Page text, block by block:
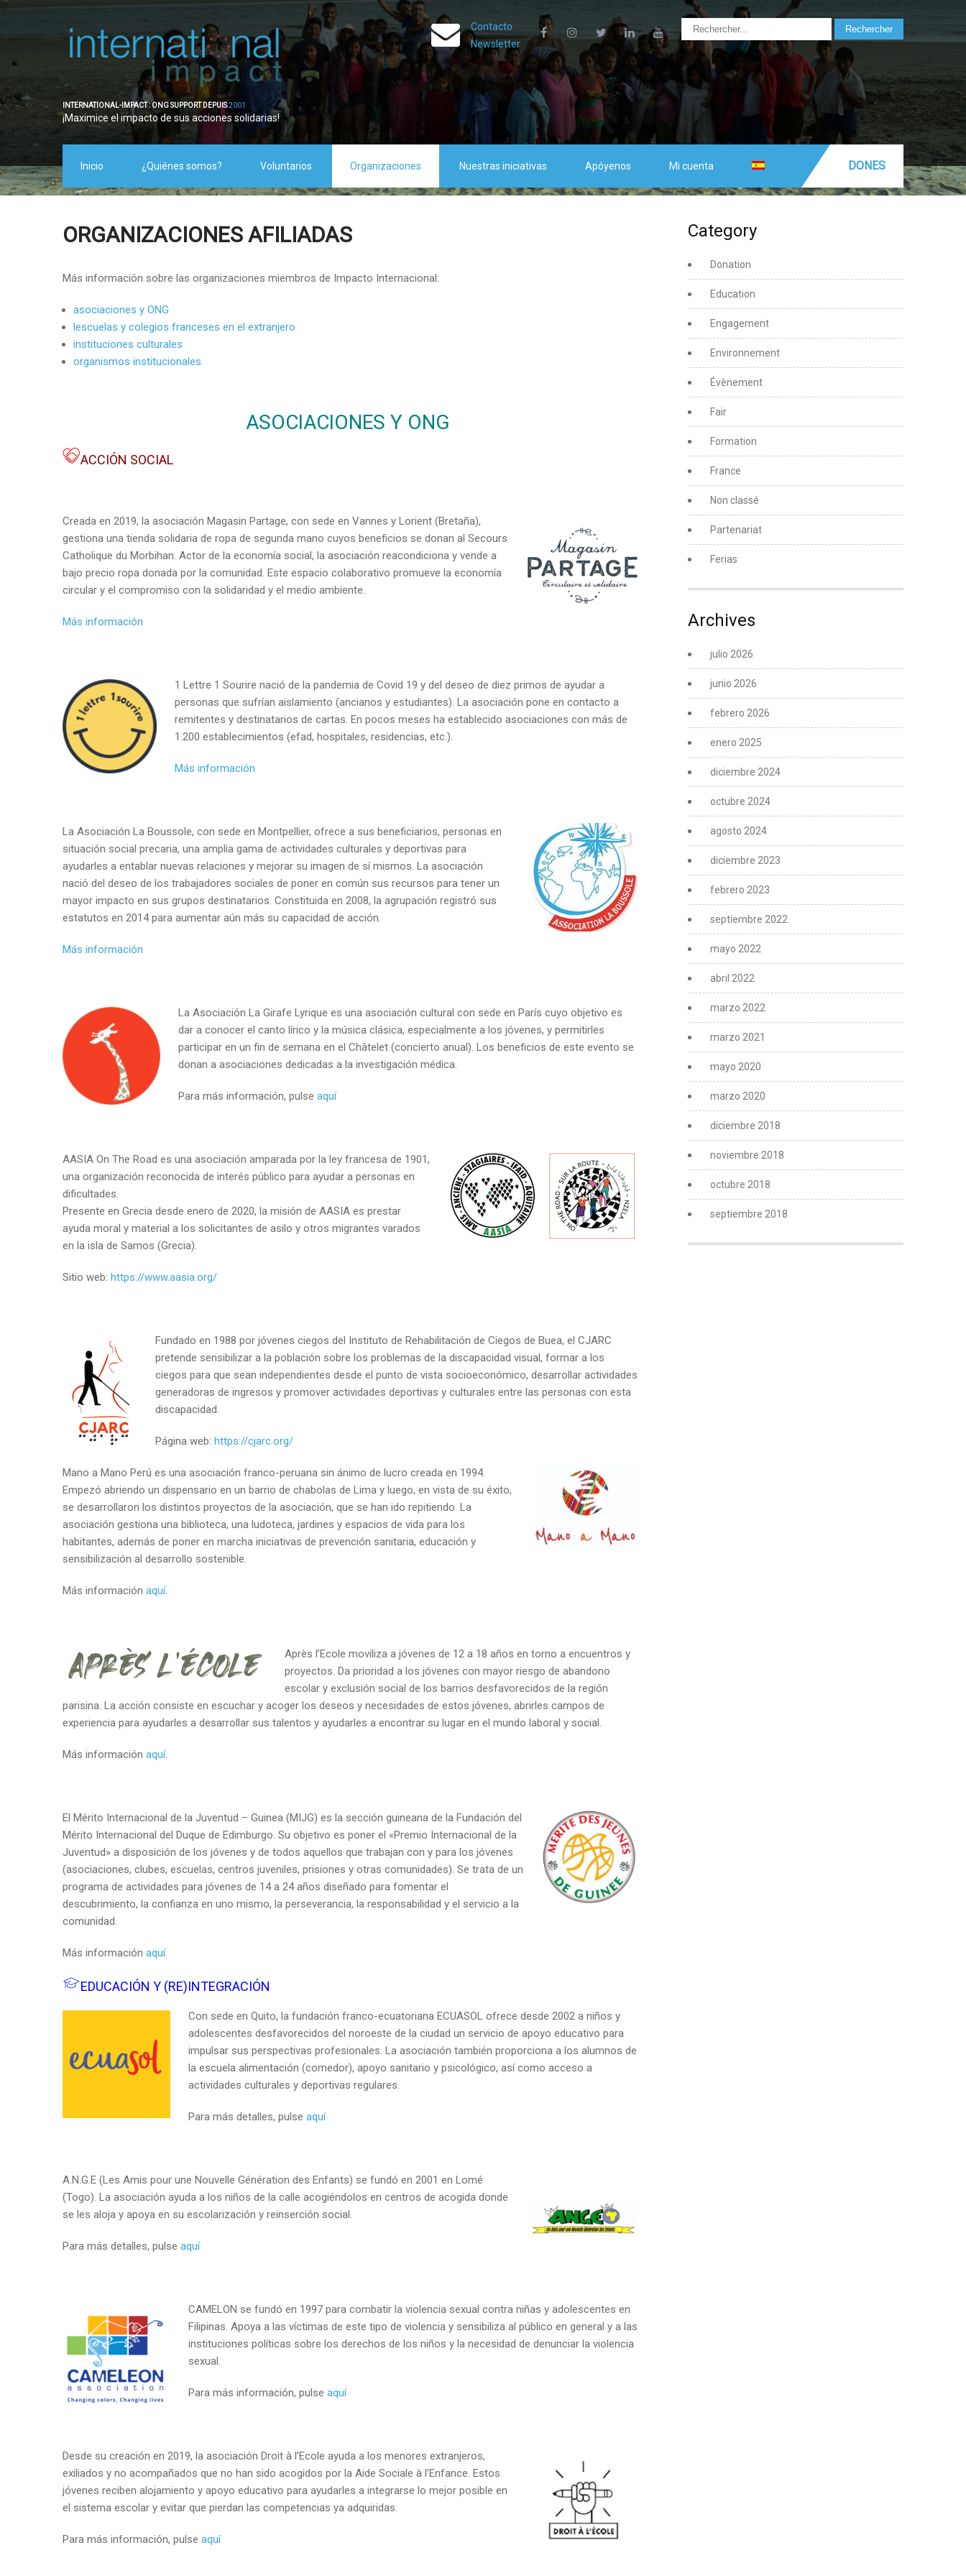
INTERNATIONAL-IMPACT : ONG SUPPORT DEPUIS2001
¡Maximice el impacto de sus acciones solidarias!
Contacto
Newsletter
Inicio ¿Quiénes somos? Voluntarios Organizaciones Nuestras iniciativas Apóyenos Mi cuenta DONES
ORGANIZACIONES AFILIADAS
Más información sobre las organizaciones miembros de Impacto Internacional:
asociaciones y ONG
lescuelas y colegios franceses en el extranjero
instituciones culturales
organismos institucionales
ASOCIACIONES Y ONG
ACCIÓN SOCIAL
Creada en 2019, la asociación Magasin Partage, con sede en Vannes y Lorient (Bretaña),
gestiona una tienda solidaria de ropa de segunda mano cuyos beneficios se donan al Secours
Catholique du Morbihan. Actor de la economía social, la asociación reacondiciona y vende a
bajo precio ropa donada por la comunidad. Este espacio colaborativo promueve la economía
circular y el compromiso con la solidaridad y el medio ambiente.
Más información
1 Lettre 1 Sourire nació de la pandemia de Covid 19 y del deseo de diez primos de ayudar a
personas que sufrían aislamiento (ancianos y estudiantes). La asociación pone en contacto a
remitentes y destinatarios de cartas. En pocos meses ha establecido asociaciones con más de
1.200 establecimientos (efad, hospitales, residencias, etc.).
Más información
La Asociación La Boussole, con sede en Montpellier, ofrece a sus beneficiarios, personas en
situación social precaria, una amplia gama de actividades culturales y deportivas para
ayudarles a entablar nuevas relaciones y mejorar su imagen de sí mismos. La asociación
nació del deseo de los trabajadores sociales de poner en común sus recursos para tener un
mayor impacto en sus grupos destinatarios. Constituida en 2008, la agrupación registró sus
estatutos en 2014 para aumentar aún más su capacidad de acción.
Más información
La Asociación La Girafe Lyrique es una asociación cultural con sede en París cuyo objetivo es
dar a conocer el canto lírico y la música clásica, especialmente a los jóvenes, y permitirles
participar en un fin de semana en el Châtelet (concierto anual). Los beneficios de este evento se
donan a asociaciones dedicadas a la investigación médica.
Para más información, pulse aquí
AASIA On The Road es una asociación amparada por la ley francesa de 1901,
una organización reconocida de interés público para ayudar a personas en
dificultades.
Presente en Grecia desde enero de 2020, la misión de AASIA es prestar
ayuda moral y material a los solicitantes de asilo y otros migrantes varados
en la isla de Samos (Grecia).
Sitio web: https://www.aasia.org/
Fundado en 1988 por jóvenes ciegos del Instituto de Rehabilitación de Ciegos de Buea, el CJARC
pretende sensibilizar a la población sobre los problemas de la discapacidad visual, formar a los
ciegos para que sean independientes desde el punto de vista socioeconómico, desarrollar actividades
generadoras de ingresos y promover actividades deportivas y culturales entre las personas con esta
discapacidad.
Página web: https://cjarc.org/
Mano a Mano Perú es una asociación franco-peruana sin ánimo de lucro creada en 1994.
Empezó abriendo un dispensario en un barrio de chabolas de Lima y luego, en vista de su éxito,
se desarrollaron los distintos proyectos de la asociación, que se han ido repitiendo. La
asociación gestiona una biblioteca, una ludoteca, jardines y espacios de vida para los
habitantes, además de poner en marcha iniciativas de prevención sanitaria, educación y
sensibilización al desarrollo sostenible.
Más información aquí.
Après l’Ecole moviliza a jóvenes de 12 a 18 años en torno a encuentros y
proyectos. Da prioridad a los jóvenes con mayor riesgo de abandono
escolar y exclusión social de los barrios desfavorecidos de la región
parisina. La acción consiste en escuchar y acoger los deseos y necesidades de estos jóvenes, abrirles campos de
experiencia para ayudarles a desarrollar sus talentos y ayudarles a encontrar su lugar en el mundo laboral y social.
Más información aquí.
El Mérito Internacional de la Juventud – Guinea (MIJG) es la sección guineana de la Fundación del
Mérito Internacional del Duque de Edimburgo. Su objetivo es poner el «Premio Internacional de la
Juventud» a disposición de los jóvenes y de todos aquellos que trabajan con y para los jóvenes
(asociaciones, clubes, escuelas, centros juveniles, prisiones y otras comunidades). Se trata de un
programa de actividades para jóvenes de 14 a 24 años diseñado para fomentar el
descubrimiento, la confianza en uno mismo, la perseverancia, la responsabilidad y el servicio a la
comunidad.
Más información aquí.
EDUCACIÓN Y (RE)INTEGRACIÓN
Con sede en Quito, la fundación franco-ecuatoriana ECUASOL ofrece desde 2002 a niños y
adolescentes desfavorecidos del noroeste de la ciudad un servicio de apoyo educativo para
impulsar sus perspectivas profesionales. La asociación también proporciona a los alumnos de
la escuela alimentación (comedor), apoyo sanitario y psicológico, así como acceso a
actividades culturales y deportivas regulares.
Para más detalles, pulse aquí
A.N.G.E (Les Amis pour une Nouvelle Génération des Enfants) se fundó en 2001 en Lomé
(Togo). La asociación ayuda a los niños de la calle acogiéndolos en centros de acogida donde
se les aloja y apoya en su escolarización y reinserción social.
Para más detalles, pulse aquí
CAMELON se fundó en 1997 para combatir la violencia sexual contra niñas y adolescentes en
Filipinas. Apoya a las víctimas de este tipo de violencia y sensibiliza al público en general y a las
instituciones políticas sobre los derechos de los niños y la necesidad de denunciar la violencia
sexual.
Para más información, pulse aquí
Desde su creación en 2019, la asociación Droit à l’Ecole ayuda a los menores extranjeros,
exiliados y no acompañados que no han sido acogidos por la Aide Sociale à l’Enfance. Estos
jóvenes reciben alojamiento y apoyo educativo para ayudarles a integrarse lo mejor posible en
el sistema escolar y evitar que pierdan las competencias ya adquiridas.
Para más información, pulse aquí
Category
Donation
Education
Engagement
Environnement
Évènement
Fair
Formation
France
Non classé
Partenariat
Ferias
Archives
julio 2026
junio 2026
febrero 2026
enero 2025
diciembre 2024
octubre 2024
agosto 2024
diciembre 2023
febrero 2023
septiembre 2022
mayo 2022
abril 2022
marzo 2022
marzo 2021
mayo 2020
marzo 2020
diciembre 2018
noviembre 2018
octubre 2018
septiembre 2018